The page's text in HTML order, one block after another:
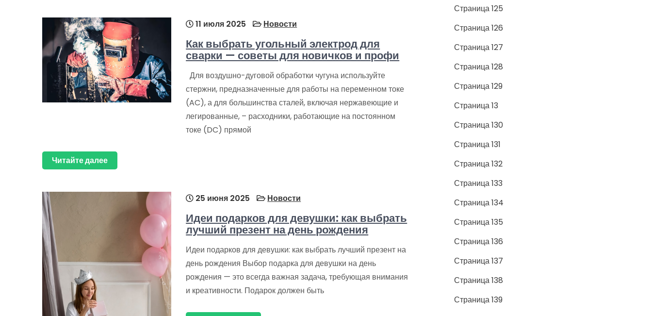
11 июля 2025 Новости
Как выбрать угольный электрод для
сварки — советы для новичков и профи
Для воздушно-дуговой обработки чугуна используйте
стержни, предназначенные для работы на переменном токе
(AC), а для большинства сталей, включая нержавеющие и
легированные, – расходники, работающие на постоянном
токе (DC) прямой
Читайте далее
25 июня 2025 Новости
Идеи подарков для девушки: как выбрать
лучший презент на день рождения
Идеи подарков для девушки: как выбрать лучший презент на
день рождения Выбор подарка для девушки на день
рождения — это всегда важная задача, требующая внимания
и креативности. Подарок должен быть
Страница 125
Страница 126
Страница 127
Страница 128
Страница 129
Страница 13
Страница 130
Страница 131
Страница 132
Страница 133
Страница 134
Страница 135
Страница 136
Страница 137
Страница 138
Страница 139